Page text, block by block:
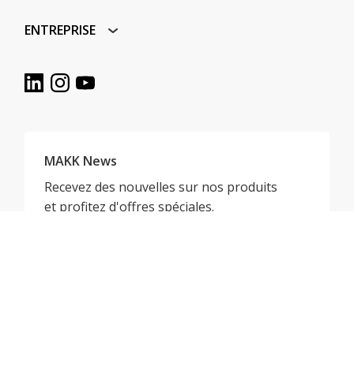
ENTREPRISE
MAKK News
Recevez des nouvelles sur nos produits
et profitez d'offres spéciales.